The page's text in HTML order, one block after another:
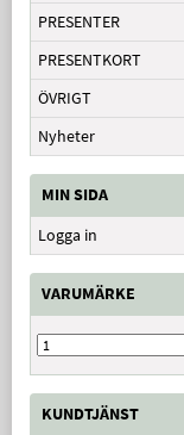
PRESENTER
PRESENTKORT
ÖVRIGT
Nyheter
MIN SIDA
Logga in
VARUMÄRKE
KUNDTJÄNST